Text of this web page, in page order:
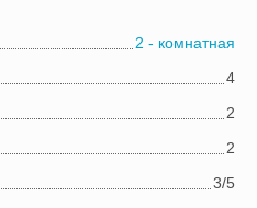
2 - комнатная
4
2
2
3/5